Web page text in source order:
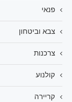
פנאי
צבא וביטחון
צרכנות
קולנוע
קריירה